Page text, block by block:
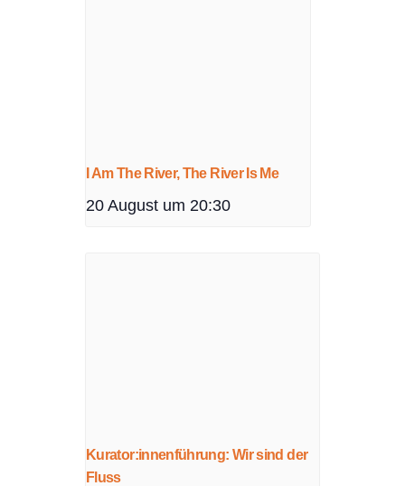
I Am The River, The River Is Me
20 August um 20:30
Kurator:innenführung: Wir sind der
Fluss